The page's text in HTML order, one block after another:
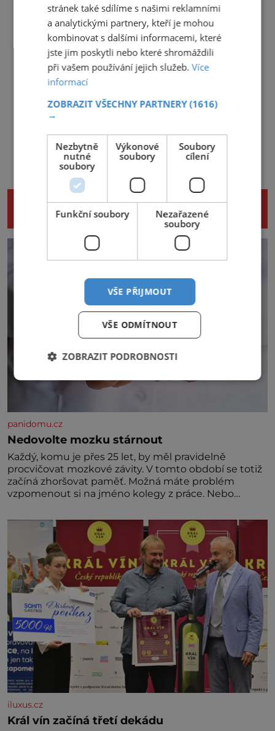
NENECHTE SI UJÍT DALŠÍ ZAJÍMAVÉ
ČLÁNKY
panidomu.cz
Nedovolte mozku stárnout
Každý, komu je přes 25 let, by měl pravidelně
procvičovat mozkové závity. V tomto období se totiž
začíná zhoršovat paměť. Možná máte problém
vzpomenout si na jméno kolegy z práce. Nebo
nedávno přečetli. Je to opravdu tak, s věkem jako
kdyby se paměť rozhodla stávkovat. Cvičte
iluxus.cz
Král vín začíná třetí dekádu
stránek také sdílíme s našimi reklamními
a analytickými partnery, kteří je mohou
kombinovat s dalšími informacemi, které
jste jim poskytli nebo které shromáždili
při vašem používání jejich služeb.Více
informací
ZOBRAZIT VŠECHNY PARTNERY(1616)
→
Nezbytně
nutné
soubory
Výkonové
soubory
Soubory
cílení
Funkční soubory
Nezařazené
soubory
VŠE PŘIJMOUT
VŠE ODMÍTNOUT
ZOBRAZIT PODROBNOSTI